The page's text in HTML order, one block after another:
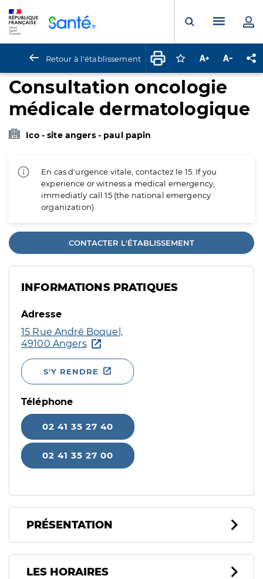
Ouvrir laMenu
Retour à l'établissement Connectez-vous
Augmenter la
Consultation oncologie
médicale dermatologique
Ico - site angers - paul papin
En cas d'urgence vitale, contactez le 15. If you
experience or witness a medical emergency,
immediatly call 15 (the national emergency
organization).
CONTACTER L'ÉTABLISSEMENT
INFORMATIONS PRATIQUES
Adresse
15 Rue André Boquel,
49100 Angers
S'Y RENDRE
Téléphone
02 41 35 27 40
02 41 35 27 00
PRÉSENTATION
LES HORAIRES